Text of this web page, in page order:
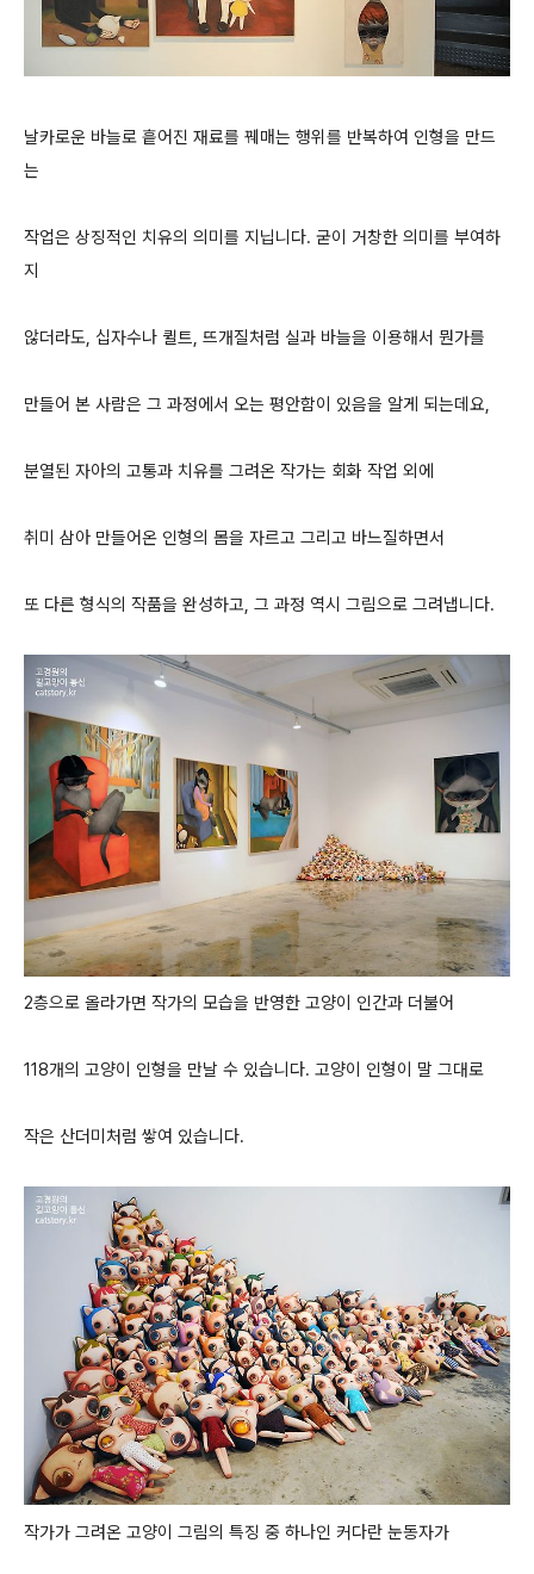
날카로운 바늘로 흩어진 재료를 꿰매는 행위를 반복하여 인형을 만드
는
작업은 상징적인 치유의 의미를 지닙니다. 굳이 거창한 의미를 부여하
지
않더라도, 십자수나 퀼트, 뜨개질처럼 실과 바늘을 이용해서 뭔가를
만들어 본 사람은 그 과정에서 오는 평안함이 있음을 알게 되는데요,
분열된 자아의 고통과 치유를 그려온 작가는 회화 작업 외에
취미 삼아 만들어온 인형의 몸을 자르고 그리고 바느질하면서
또 다른 형식의 작품을 완성하고, 그 과정 역시 그림으로 그려냅니다.
2층으로 올라가면 작가의 모습을 반영한 고양이 인간과 더불어
118개의 고양이 인형을 만날 수 있습니다. 고양이 인형이 말 그대로
작은 산더미처럼 쌓여 있습니다.
작가가 그려온 고양이 그림의 특징 중 하나인 커다란 눈동자가